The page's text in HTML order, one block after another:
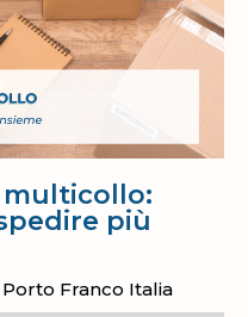
multicollo:
più
Franco Italia